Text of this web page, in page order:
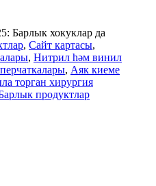
Барлык хокуклар да
, Сайт картасы,
, Нитрил һәм винил
, Аяк киеме
торган хирургия
продуктлар